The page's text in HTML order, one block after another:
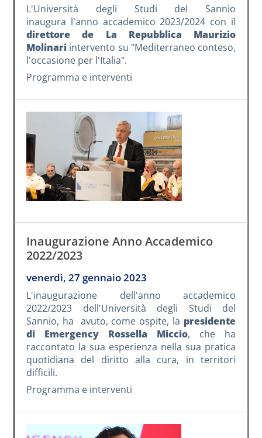
L'Università degli Studi del Sannio
inaugura l'anno accademico 2023/2024 con il
direttore de La Repubblica Maurizio
Molinari intervento su "Mediterraneo conteso,
l'occasione per l'Italia".
Programma e interventi
Inaugurazione Anno Accademico
2022/2023
venerdì, 27 gennaio 2023
L'inaugurazione dell'anno accademico
2022/2023 dell'Università degli Studi del
Sannio, ha avuto, come ospite, la presidente
di Emergency Rossella Miccio, che ha
raccontato la sua esperienza nella sua pratica
quotidiana del diritto alla cura, in territori
difficili.
Programma e interventi